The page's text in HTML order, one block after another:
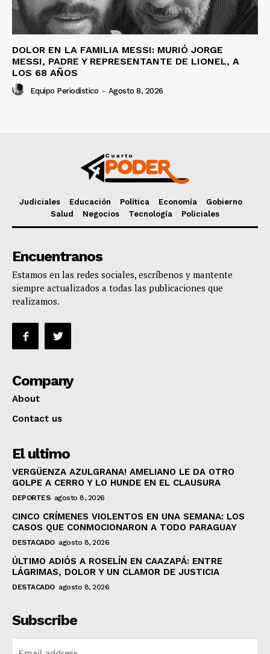
DOLOR EN LA FAMILIA MESSI: MURIÓ JORGE
MESSI, PADRE Y REPRESENTANTE DE LIONEL, A
LOS 68 AÑOS
Equipo Periodístico - Agosto 8, 2026
Judiciales Educación Política Economía
Gobierno
Salud
Negocios Tecnología Policiales
Encuentranos
Estamos en las redes sociales, escríbenos y mantente
siempre actualizados a todas las publicaciones que
realizamos.
Company
About
Contact us
El ultimo
VERGÜENZA AZULGRANA! AMELIANO LE DA OTRO
GOLPE A CERRO Y LO HUNDE EN EL CLAUSURA
DEPORTES agosto 8, 2026
CINCO CRÍMENES VIOLENTOS EN UNA SEMANA: LOS
CASOS QUE CONMOCIONARON A TODO PARAGUAY
DESTACADO agosto 8, 2026
ÚLTIMO ADIÓS A ROSELÍN EN CAAZAPÁ: ENTRE
LÁGRIMAS, DOLOR Y UN CLAMOR DE JUSTICIA
DESTACADO agosto 8, 2026
Subscribe